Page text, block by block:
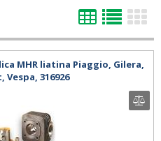
MHR liatina Piaggio, Gilera,
316926